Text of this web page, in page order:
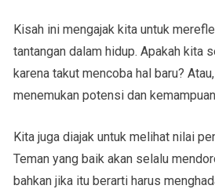
Kisah ini mengajak kita untuk
tantangan dalam hidup. Apakah kita
karena takut mencoba hal baru?
menemukan potensi dan
Kita juga diajak untuk melihat nilai
Teman yang baik akan selalu
bahkan jika itu berarti harus